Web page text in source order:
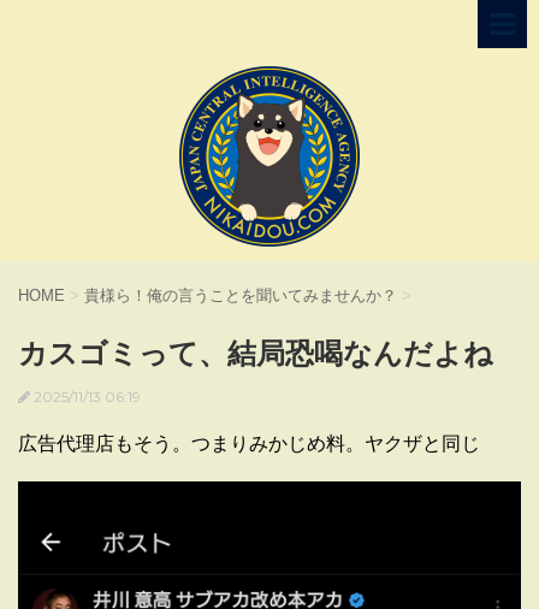
HOME > 貴様ら！俺の言うことを聞いてみませんか？ >
カスゴミって、結局恐喝なんだよね
2025/11/13 06:19
広告代理店もそう。つまりみかじめ料。ヤクザと同じ